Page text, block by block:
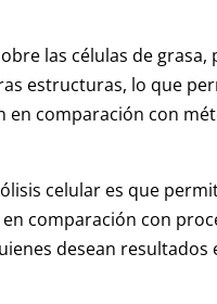
las células de
estructuras, lo que
comparación con
celular es que
comparación con
desean